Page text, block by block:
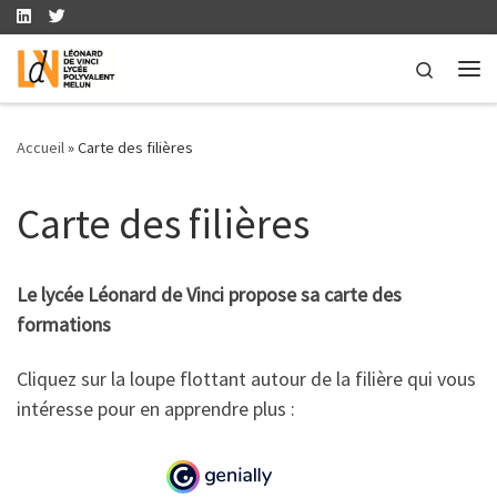
Skip to content
Search
Accueil»Carte des filières
Carte des filières
Le lycée Léonard de Vinci propose sa carte des
formations
Cliquez sur la loupe flottant autour de la filière qui vous
intéresse pour en apprendre plus :